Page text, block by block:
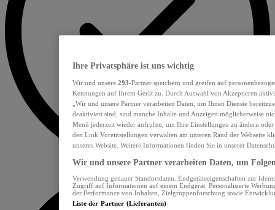
Ihre Privatsphäre ist uns wichtig
Wir und unsere 293-Partner speichern und greifen auf
Kennungen auf Ihrem Gerät zu. Durch Auswahl von Akzeptieren
„Wir und unsere Partner verarbeiten Daten, um Ihnen Dienste
deaktiviert sind, sind manche Inhalte und Anzeigen möglicherweise
Menü jederzeit wieder aufrufen, um Ihre Einstellungen zu ändern
den Link Voreinstellungen verwalten am unteren Rand der Webseite
unseres Website. Weitere Informationen finden Sie in unserer
Wir und unsere Partner verarbeiten Daten, um
Verwendung genauer Standortdaten. Endgeräteeigenschaften zur
Zugriff auf Informationen auf einem Endgerät. Personalisierte
der Performance von Inhalten, Zielgruppenforschung sowie
Liste der Partner (Lieferanten)